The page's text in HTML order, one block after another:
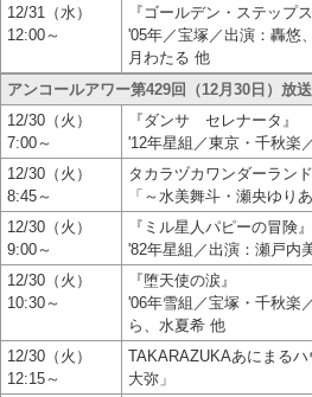
12/31（水）
12:00～
『ゴールデン・ステップ
'05年／宝塚／出演：轟悠
月わたる 他
アンコールアワー第429回（12月30日）放
12/30（火）
7:00～
『ダンサ セレナータ』
'12年星組／東京・千秋楽
12/30（火）
8:45～
タカラヅカワンダーラン
「～水美舞斗・瀬央ゆり
12/30（火）
9:00～
『ミル星人パピーの冒険』
'82年星組／出演：瀬戸内
12/30（火）
10:30～
『堕天使の涙』
'06年雪組／宝塚・千秋楽
ら、水夏希 他
12/30（火）
12:15～
TAKARAZUKAあにまる
大弥」